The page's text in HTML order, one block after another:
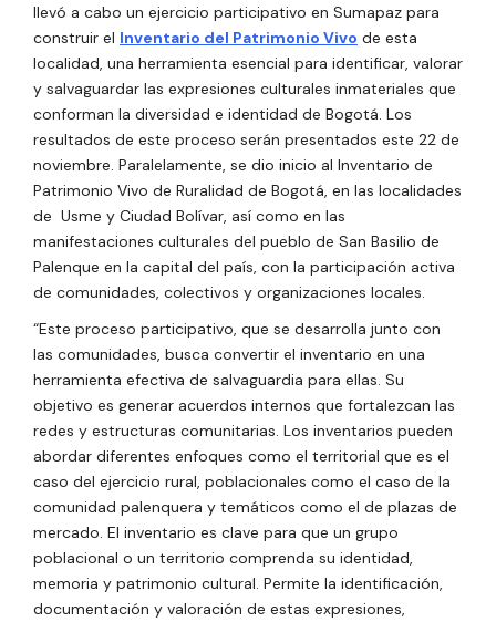
llevó a cabo un ejercicio participativo en Sumapaz para
construir el Inventario del Patrimonio Vivo de esta
localidad, una herramienta esencial para identificar, valorar
y salvaguardar las expresiones culturales inmateriales que
conforman la diversidad e identidad de Bogotá. Los
resultados de este proceso serán presentados este 22 de
noviembre. Paralelamente, se dio inicio al Inventario de
Patrimonio Vivo de Ruralidad de Bogotá, en las localidades
de Usme y Ciudad Bolívar, así como en las
manifestaciones culturales del pueblo de San Basilio de
Palenque en la capital del país, con la participación activa
de comunidades, colectivos y organizaciones locales.
“Este proceso participativo, que se desarrolla junto con
las comunidades, busca convertir el inventario en una
herramienta efectiva de salvaguardia para ellas. Su
objetivo es generar acuerdos internos que fortalezcan las
redes y estructuras comunitarias. Los inventarios pueden
abordar diferentes enfoques como el territorial que es el
caso del ejercicio rural, poblacionales como el caso de la
comunidad palenquera y temáticos como el de plazas de
mercado. El inventario es clave para que un grupo
poblacional o un territorio comprenda su identidad,
memoria y patrimonio cultural. Permite la identificación,
documentación y valoración de estas expresiones,